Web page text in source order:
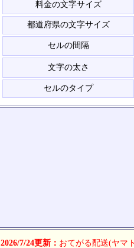
料金の文字サイズ
都道府県の文字サイズ
セルの間隔
文字の太さ
セルのタイプ
2026/7/24更新： おてがる配送(ヤマ